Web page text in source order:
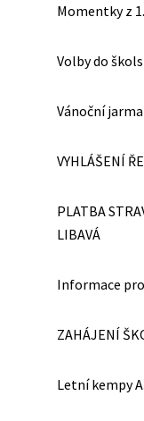
Momentky z
Volby do
Vánoční
VYHLÁŠENÍ
PLATBA
LIBAVÁ
Informace
ZAHÁJENÍ
Letní kempy